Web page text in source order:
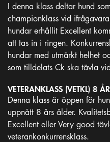
I denna klass deltar hund
championklass vid
hundar erhållit Excellent
att tas in i ringen.
hundar med utmärkt helhet
som tilldelats Ck ska tävla
VETERANKLASS (VETKL) 8
Denna klass är öppen för
uppnått 8 års ålder.
Excellent eller Very good
veterankonkurrensklass.